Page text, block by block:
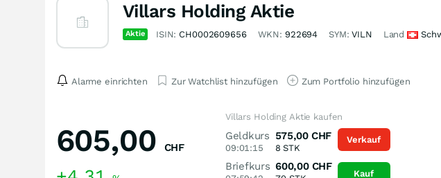
Villars Holding Aktie
Aktie ISIN: CH0002609656 WKN: 922694 SYM:VILN Land
Alarme einrichten Zur Watchlist hinzufügen Zum Portfolio hinzufügen
605,00 CHF
Villars Holding Aktie kaufen
Geldkurs
09:01:15
575,00 CHF
8 STK
Briefkurs 600,00 CHF
Verkauf
Kauf